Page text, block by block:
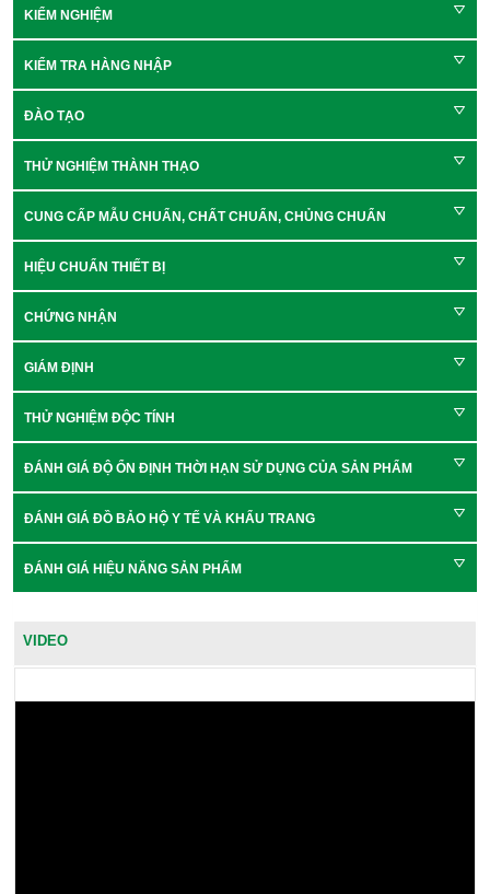
KIỂM NGHIỆM
KIỂM TRA HÀNG NHẬP
ĐÀO TẠO
THỬ NGHIỆM THÀNH THẠO
CUNG CẤP MẪU CHUẨN, CHẤT CHUẨN, CHỦNG CHUẨN
HIỆU CHUẨN THIẾT BỊ
CHỨNG NHẬN
GIÁM ĐỊNH
THỬ NGHIỆM ĐỘC TÍNH
ĐÁNH GIÁ ĐỘ ỔN ĐỊNH THỜI HẠN SỬ DỤNG CỦA SẢN PHẨM
ĐÁNH GIÁ ĐỒ BẢO HỘ Y TẾ VÀ KHẨU TRANG
ĐÁNH GIÁ HIỆU NĂNG SẢN PHẨM
VIDEO